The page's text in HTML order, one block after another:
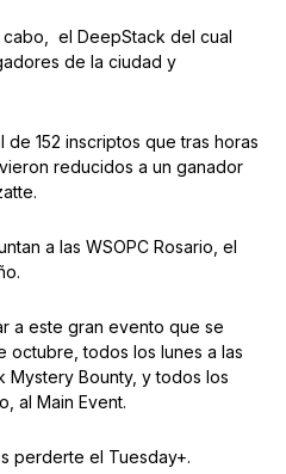
el DeepStack del cual
de la ciudad y
152 inscriptos que tras horas
reducidos a un ganador
a las WSOPC Rosario, el
a este gran evento que se
octubre, todos los lunes a las
Mystery Bounty, y todos los
al Main Event.
perderte el Tuesday+.